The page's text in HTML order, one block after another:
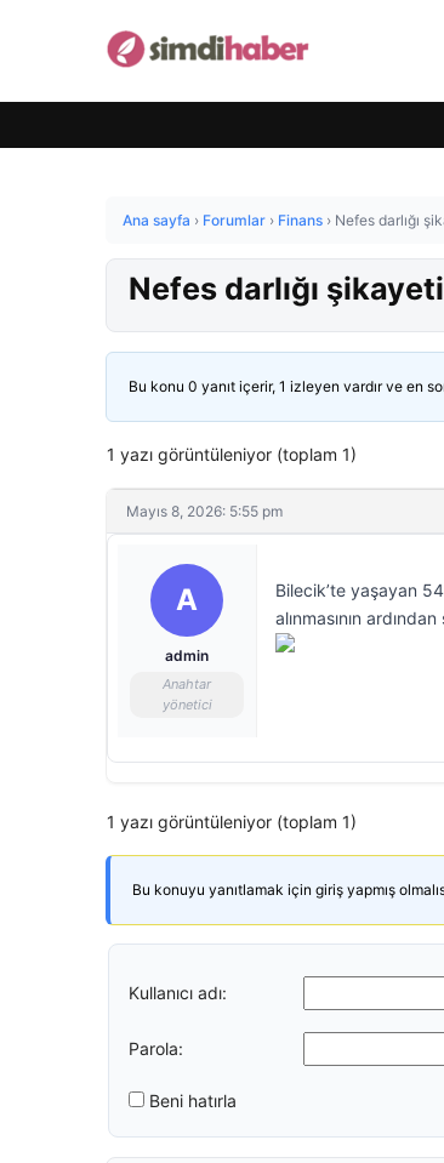
Ana sayfa › Forumlar › Finans › Nefes darlığı
Nefes darlığı
Bu konu 0 yanıt içerir, 1 izleyen vardır ve en
1 yazı görüntüleniyor (toplam 1)
Mayıs 8, 2026: 5:55 pm
A
admin
Anahtar
yönetici
Bilecik’te yaşayan
alınmasının
1 yazı görüntüleniyor (toplam 1)
Bu konuyu yanıtlamak için giriş yapmış
Kullanıcı adı:
Parola:
Beni hatırla